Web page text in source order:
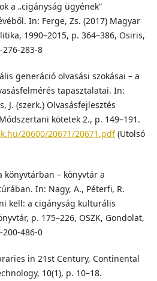
a „cigányság ügyének”
In: Ferge, Zs. (2017) Magyar
1990–2015, p. 364–386, Osiris,
276-283-8
generáció olvasási szokásai – a
tapasztalatai. In:
J. (szerk.) Olvasásfejlesztés
kötetek 2., p. 149–191.
20600/20671/20671.pdf(Utolsó
könyvtárban – könyvtár a
In: Nagy, A., Péterfi, R.
kell: a cigányság kulturális
p. 175–226, OSZK, Gondolat,
200-486-0
in 21st Century, Continental
10(1), p. 10–18.